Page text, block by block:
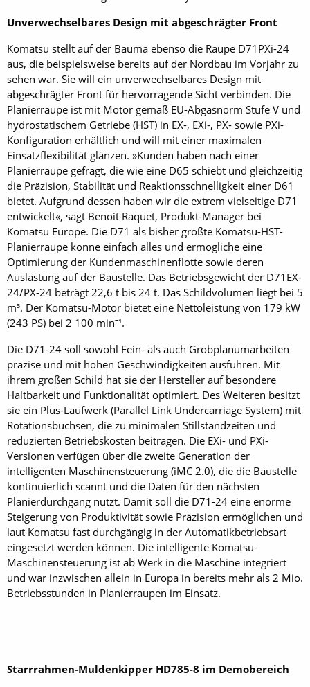
Unverwechselbares Design mit abgeschrägter Front
Komatsu stellt auf der Bauma ebenso die Raupe D71PXi-24
aus, die beispielsweise bereits auf der Nordbau im Vorjahr zu
sehen war. Sie will ein unverwechselbares Design mit
abgeschrägter Front für hervorragende Sicht verbinden. Die
Planierraupe ist mit Motor gemäß EU-Abgasnorm Stufe V und
hydrostatischem Getriebe (HST) in EX-, EXi-, PX- sowie PXi-
Konfiguration erhältlich und will mit einer maximalen
Einsatzflexibilität glänzen. »Kunden haben nach einer
Planierraupe gefragt, die wie eine D65 schiebt und gleichzeitig
die Präzision, Stabilität und Reaktionsschnelligkeit einer D61
bietet. Aufgrund dessen haben wir die extrem vielseitige D71
entwickelt«, sagt Benoit Raquet, Produkt-Manager bei
Komatsu Europe. Die D71 als bisher größte Komatsu-HST-
Planierraupe könne einfach alles und ermögliche eine
Optimierung der Kundenmaschinenflotte sowie deren
Auslastung auf der Baustelle. Das Betriebsgewicht der D71EX-
24/PX-24 beträgt 22,6 t bis 24 t. Das Schildvolumen liegt bei 5
m³. Der Komatsu-Motor bietet eine Nettoleistung von 179 kW
(243 PS) bei 2 100 minˉ¹.
Die D71-24 soll sowohl Fein- als auch Grob­planumarbeiten
präzise und mit hohen Geschwindigkeiten ausführen. Mit
ihrem großen Schild hat sie der Hersteller auf besondere
Haltbarkeit und Funktionalität optimiert. Des Weiteren besitzt
sie ein Plus-Laufwerk (Parallel Link Undercarriage System) mit
Rotationsbuchsen, die zu minimalen Stillstandzeiten und
reduzierten Betriebskosten beitragen. Die EXi- und PXi-
Versionen verfügen über die zweite Generation der
intelligenten Maschinensteuerung (iMC 2.0), die die Baustelle
kontinuierlich scannt und die Daten für den nächsten
Planierdurchgang nutzt. Damit soll die D71-24 eine enorme
Steigerung von Produktivität sowie Präzision er­möglichen und
laut Komatsu fast durchgängig in der Automatikbetriebsart
eingesetzt werden können. Die intelligente Komatsu-
Maschinensteuerung ist ab Werk in die Maschine integriert
und war inzwischen allein in Europa in bereits mehr als 2 Mio.
Betriebsstunden in Planierraupen im Einsatz.
Starrrahmen-Muldenkipper HD785-8 im Demobereich